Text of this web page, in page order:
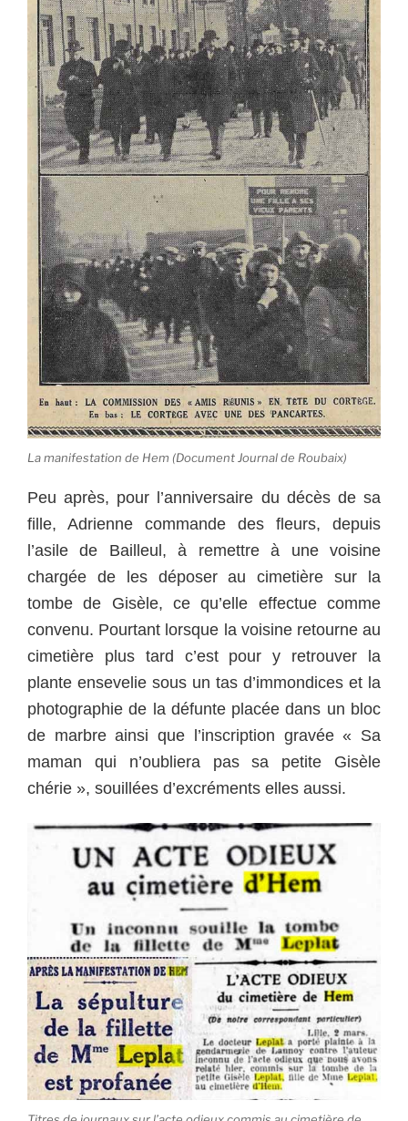
La manifestation de Hem (Document Journal de Roubaix)
Peu après, pour l’anniversaire du décès de sa
fille, Adrienne commande des fleurs, depuis
l’asile de Bailleul, à remettre à une voisine
chargée de les déposer au cimetière sur la
tombe de Gisèle, ce qu’elle effectue comme
convenu. Pourtant lorsque la voisine retourne au
cimetière plus tard c’est pour y retrouver la
plante ensevelie sous un tas d’immondices et la
photographie de la défunte placée dans un bloc
de marbre ainsi que l’inscription gravée « Sa
maman qui n’oubliera pas sa petite Gisèle
chérie », souillées d’excréments elles aussi.